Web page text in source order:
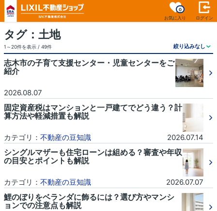
お気に入り
0
ログイン
タグ：土地
1～20件を表示 / 49件
志木市の子育て支援センター・児童センターをご
紹介
2026.08.07
固定資産税はマンションと一戸建てでどう違う？計
算方法や軽減措置も解説
カテゴリ： 不動産の豆知識 2026.07.14
シングルマザーも住宅ローンは組める？審査や年収
の目安とポイントも解説
カテゴリ： 不動産の豆知識 2026.07.07
鯉のぼりをベランダに飾るには？選び方やマンシ
ョンでの注意点も解説